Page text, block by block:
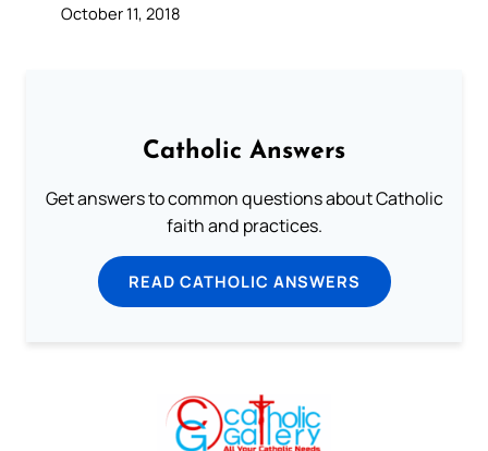
October 11, 2018
Catholic Answers
Get answers to common questions about Catholic
faith and practices.
READ CATHOLIC ANSWERS